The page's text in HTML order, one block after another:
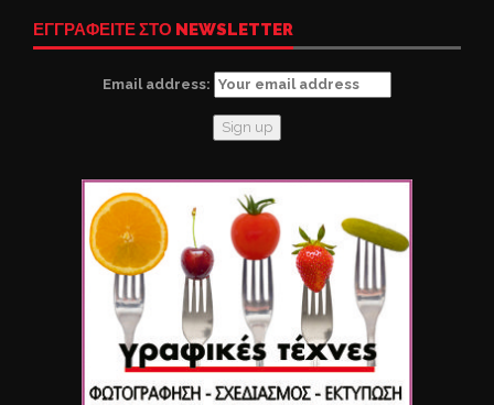
ΕΓΓΡΑΦΕΙΤΕ ΣΤΟ NEWSLETTER
Email address: